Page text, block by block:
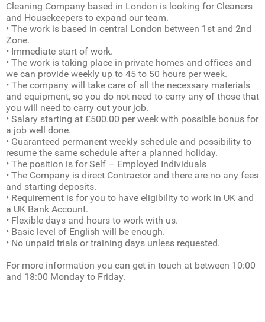
Cleaning Company based in London is looking for Cleaners
and Housekeepers to expand our team.
• The work is based in central London between 1st and 2nd
Zone.
• Immediate start of work.
• The work is taking place in private homes and offices and
we can provide weekly up to 45 to 50 hours per week.
• The company will take care of all the necessary materials
and equipment, so you do not need to carry any of those that
you will need to carry out your job.
• Salary starting at £500.00 per week with possible bonus for
a job well done.
• Guaranteed permanent weekly schedule and possibility to
resume the same schedule after a planned holiday.
• The position is for Self – Employed Individuals
• The Company is direct Contractor and there are no any fees
and starting deposits.
• Requirement is for you to have eligibility to work in UK and
a UK Bank Account.
• Flexible days and hours to work with us.
• Basic level of English will be enough.
• No unpaid trials or training days unless requested.
For more information you can get in touch at between 10:00
and 18:00 Monday to Friday.